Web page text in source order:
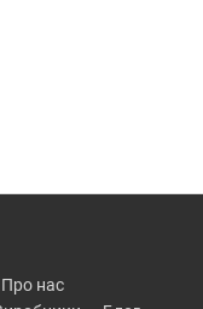
про нас